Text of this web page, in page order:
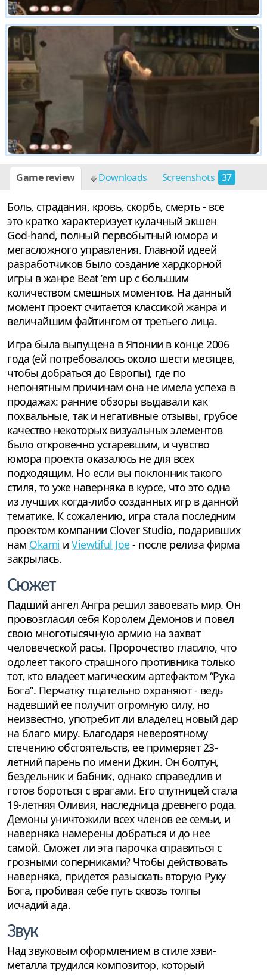
Game review Downloads Screenshots 37
Боль, страдания, кровь, скорбь, смерть - все
это кратко характеризует кулачный экшен
God-hand, полный первобытный юмора и
мегасложного управления. Главной идеей
разработчиков было создание хардкорной
игры в жанре Beat ’em up с большим
количеством смешных моментов. На данный
момент проект считается классикой жанра и
величайшим файтингом от третьего лица.
Игра была выпущена в Японии в конце 2006
года (ей потребовалось около шести месяцев,
чтобы добраться до Европы), где по
непонятным причинам она не имела успеха в
продажах: ранние обзоры выдавали как
похвальные, так и негативные отзывы, грубое
качество некоторых визуальных элементов
было откровенно устаревшим, и чувство
юмора проекта оказалось не для всех
подходящим. Но если вы поклонник такого
стиля, то уже наверняка в курсе, что это одна
из лучших когда-либо созданных игр в данной
тематике. К сожалению, игра стала последним
проектом компании Clover Studio, подаривших
нам Okami и Viewtiful Joe - после релиза фирма
закрылась.
Сюжет
Падший ангел Ангра решил завоевать мир. Он
провозгласил себя Королем Демонов и повел
свою многотысячную армию на захват
человеческой расы. Пророчество гласило, что
одолеет такого страшного противника только
тот, кто владеет магическим артефактом “Рука
Бога”. Перчатку тщательно охраняют - ведь
надевший ее получит огромную силу, но
неизвестно, употребит ли владелец новый дар
на благо миру. Благодаря невероятному
стечению обстоятельств, ее примеряет 23-
летний парень по имени Джин. Он болтун,
бездельник и бабник, однако справедлив и
готов бороться с врагами. Его спутницей стала
19-летняя Оливия, наследница древнего рода.
Демоны уничтожили всех членов ее семьи, и
наверняка намерены добраться и до нее
самой. Сможет ли эта парочка справиться с
грозными соперниками? Чтобы действовать
наверняка, придется разыскать вторую Руку
Бога, пробивая себе путь сквозь толпы
исчадий ада.
Звук
Над звуковым оформлением в стиле хэви-
металла трудился композитор, который